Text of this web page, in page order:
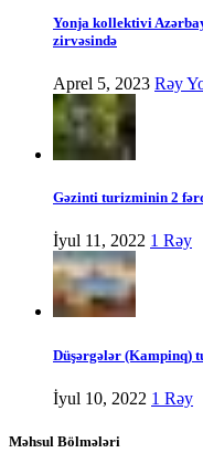
Yonja kollektivi
zirvəsində
Aprel 5, 2023 Rəy
Gəzinti turizminin 2
İyul 11, 2022 1 Rəy
Düşərgələr (Kampinq)
İyul 10, 2022 1 Rəy
Məhsul Bölmələri